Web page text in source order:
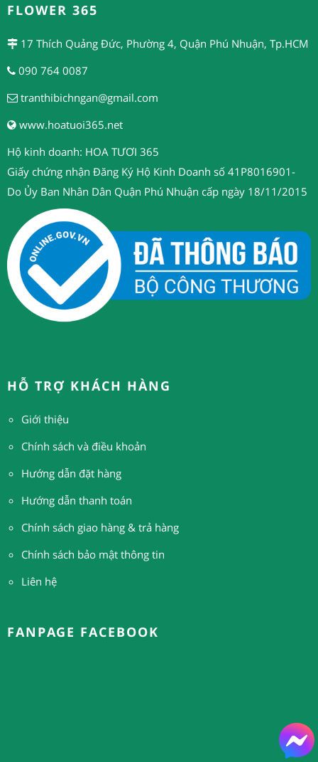
FLOWER 365
17 Thích Quảng Đức, Phường 4, Quận Phú Nhuận, Tp.HCM
090 764 0087
tranthibichngan@gmail.com
www.hoatuoi365.net
Hộ kinh doanh: HOA TƯƠI 365
Giấy chứng nhận Đăng Ký Hộ Kinh Doanh số 41P8016901-
Do Ủy Ban Nhân Dân Quận Phú Nhuận cấp ngày 18/11/2015
HỖ TRỢ KHÁCH HÀNG
Giới thiệu
Chính sách và điều khoản
Hướng dẫn đặt hàng
Hướng dẫn thanh toán
Chính sách giao hàng & trả hàng
Chính sách bảo mật thông tin
Liên hệ
FANPAGE FACEBOOK